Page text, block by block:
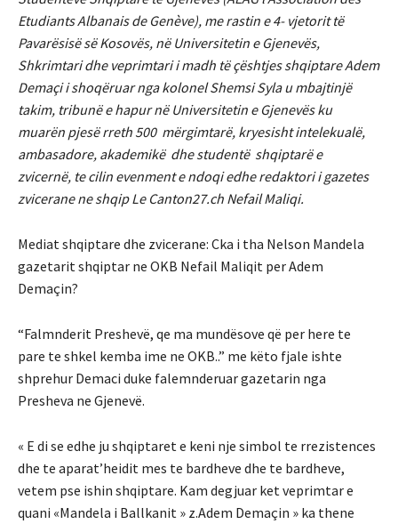
Etudiants Albanais de Genève), me rastin e 4- vjetorit të
Pavarësisë së Kosovës, në Universitetin e Gjenevës,
Shkrimtari dhe veprimtari i madh të çështjes shqiptare Adem
Demaçi i shoqëruar nga kolonel Shemsi Syla u mbajtinjë
takim, tribunë e hapur në Universitetin e Gjenevës ku
muarën pjesë rreth 500 mërgimtarë, kryesisht intelekualë,
ambasadore, akademikë dhe studentë shqiptarë e
zvicernë, te cilin evenment e ndoqi edhe redaktori i gazetes
zvicerane ne shqip Le Canton27.ch Nefail Maliqi.
Mediat shqiptare dhe zvicerane: Cka i tha Nelson Mandela
gazetarit shqiptar ne OKB Nefail Maliqit per Adem
Demaçin?
“Falmnderit Preshevë, qe ma mundësove që per here te
pare te shkel kemba ime ne OKB..” me këto fjale ishte
shprehur Demaci duke falemnderuar gazetarin nga
Presheva ne Gjenevë.
« E di se edhe ju shqiptaret e keni nje simbol te rrezistences
dhe te aparat’heidit mes te bardheve dhe te bardheve,
vetem pse ishin shqiptare. Kam degjuar ket veprimtar e
quani «Mandela i Ballkanit » z.Adem Demaçin » ka thene